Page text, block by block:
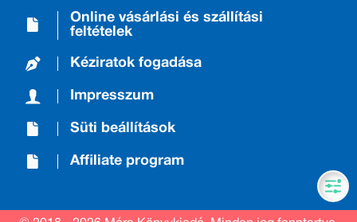
Online vásárlási és szállítási
feltételek
Kéziratok fogadása
Impresszum
Süti beállítások
Affiliate program